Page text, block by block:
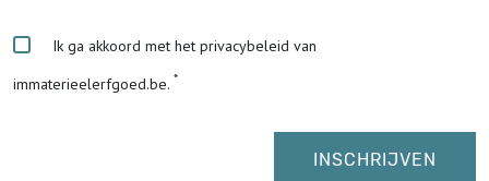
Ik ga akkoord met het privacybeleid van
immaterieelerfgoed.be.